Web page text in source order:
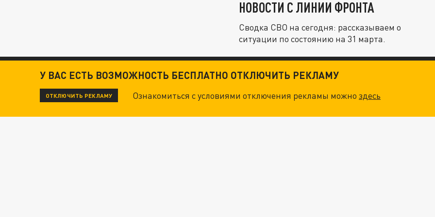
НОВОСТИ С ЛИНИИ ФРОНТА
Сводка СВО на сегодня: рассказываем о
ситуации по состоянию на 31 марта.
У ВАС ЕСТЬ ВОЗМОЖНОСТЬ БЕСПЛАТНО ОТКЛЮЧИТЬ РЕКЛАМУ
ОТКЛЮЧИТЬ РЕКЛАМУ Ознакомиться с условиями отключения рекламы можноздесь